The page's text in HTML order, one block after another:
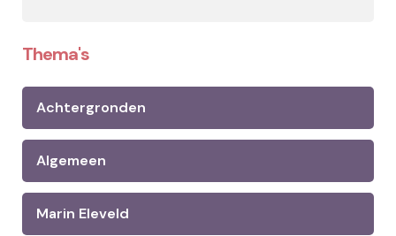
Thema's
Achtergronden
Algemeen
Marin Eleveld